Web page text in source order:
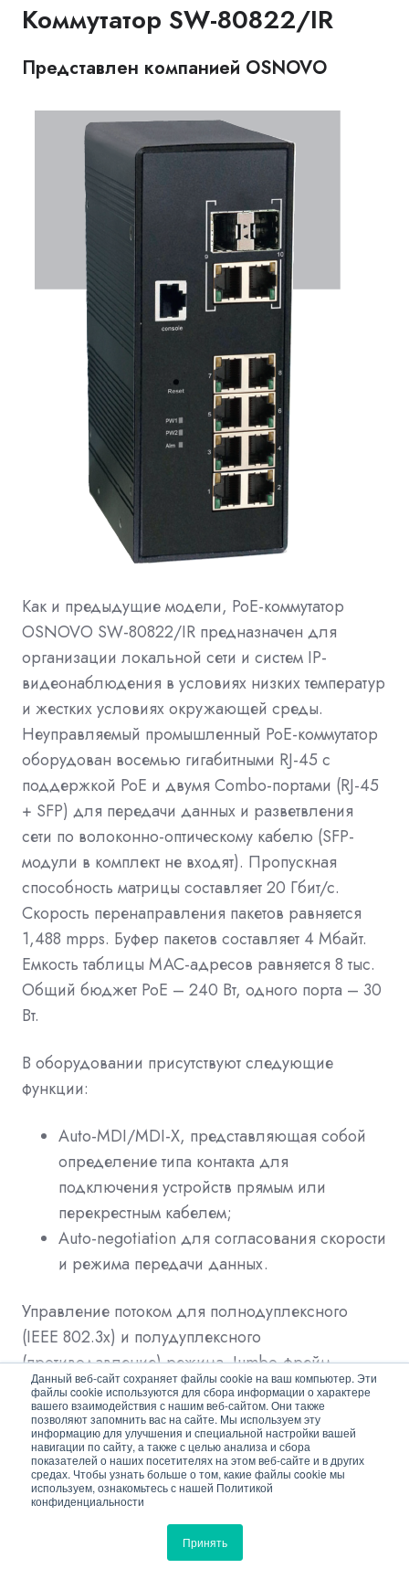
Данный веб-сайт сохраняет файлы cookie на ваш компьютер. Эти
файлы cookie используются для сбора информации о характере
вашего взаимодействия с нашим веб-сайтом. Они также
позволяют запомнить вас на сайте. Мы используем эту
информацию для улучшения и специальной настройки вашей
навигации по сайту, а также с целью анализа и сбора
показателей о наших посетителях на этом веб-сайте и в других
средах. Чтобы узнать больше о том, какие файлы cookie мы
используем, ознакомьтесь с нашей Политикой
конфиденциальности
Принять
Коммутатор SW-80822/IR
Представлен компанией OSNOVO
Как и предыдущие модели, PoE-коммутатор
OSNOVO SW-80822/IR предназначен для
организации локальной сети и систем IP-
видеонаблюдения в условиях низких температур
и жестких условиях окружающей среды.
Неуправляемый промышленный РоЕ-коммутатор
оборудован восемью гигабитными RJ-45 с
поддержкой РоЕ и двумя Combo-портами (RJ-45
+ SFP) для передачи данных и разветвления
сети по волоконно-оптическому кабелю (SFP-
модули в комплект не входят). Пропускная
способность матрицы составляет 20 Гбит/с.
Скорость перенаправления пакетов равняется
1,488 mpps. Буфер пакетов составляет 4 Мбайт.
Емкость таблицы МАС-адресов равняется 8 тыс.
Общий бюджет РоЕ – 240 Вт, одного порта – 30
Вт.
В оборудовании присутствуют следующие
функции:
Auto-MDI/MDI-X, представляющая собой
определение типа контакта для
подключения устройств прямым или
перекрестным кабелем;
Auto-negotiation для согласования скорости
и режима передачи данных.
Управление потоком для полнодуплексного
(IEEE 802.3x) и полудуплексного
(противодавление) режима. Jumbo-фрейм,
присутствующий в оборудовании, выставлен на
9,6 Кбайт, за счет чего возрастает скорость
передачи данных по сети на 3–5%. При этом
ощутимо падает нагрузка на CPU всех устройств,
которые участвуют в приеме-передаче, что, в
дает возможность увеличить нагрузку на сеть. В
связи с этим все устройства, участвующие в